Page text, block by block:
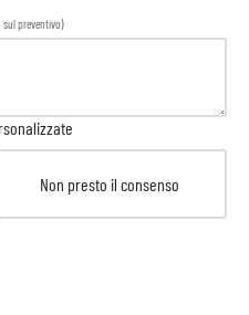
preventivo)
Non presto il consenso